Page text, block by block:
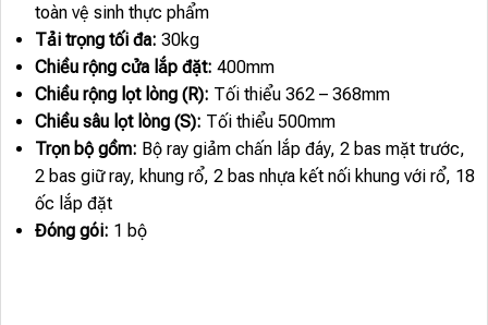
toàn vệ sinh thực phẩm
Tải trọng tối đa: 30kg
Chiều rộng cửa lắp đặt: 400mm
Chiều rộng lọt lòng (R): Tối thiểu 362 – 368mm
Chiều sâu lọt lòng (S): Tối thiểu 500mm
Trọn bộ gồm: Bộ ray giảm chấn lắp đáy, 2 bas mặt trước,
2 bas giữ ray, khung rổ, 2 bas nhựa kết nối khung với rổ, 18
ốc lắp đặt
Đóng gói: 1 bộ